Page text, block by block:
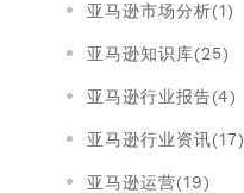
亚马逊市场分析(1)
亚马逊知识库(25)
亚马逊行业报告(4)
亚马逊行业资讯(17)
亚马逊运营(19)